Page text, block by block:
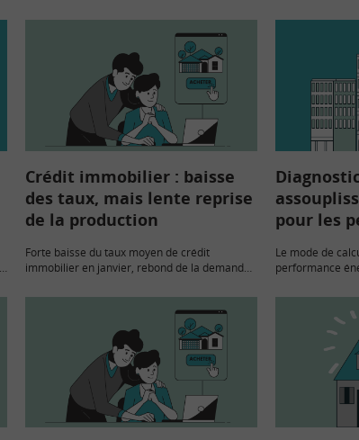
trimestre 2024, comme au trimestre
Crédit immobilier : baisse
des taux, mais lente reprise
de la production
Forte baisse du taux moyen de crédit
immobilier en janvier, rebond de la demande
production de crédit. En ce début 2024, la…
pour les
Le mode de
performance
logements de